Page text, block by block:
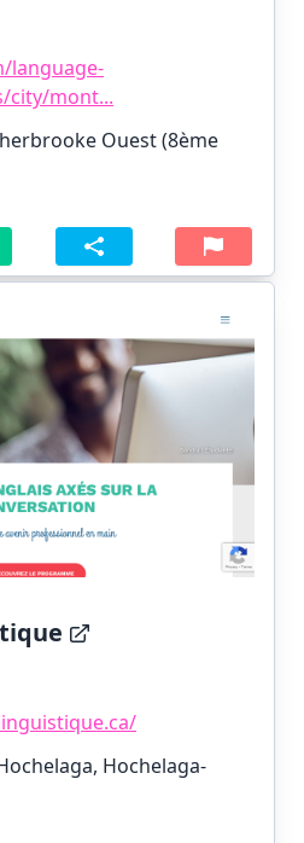
language-
city/mont...
Ouest (8ème
Hochelaga-